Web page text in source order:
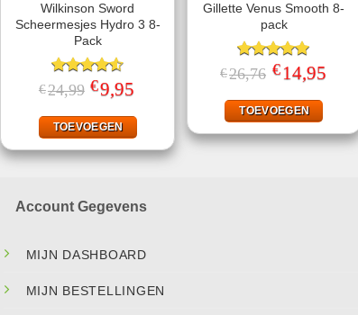
Wilkinson Sword
Scheermesjes Hydro 3 8-
Pack
Gewaardeerd
4.50uit 5
€24,99 Oorspronkelijke
prijs
€24,99.
€9,95
€9,95.
TOEVOEGEN
Gillette Venus Smooth 8-
pack
Gewaardeerd
5.00uit 5
€26,76 Oorspronkelijke
prijs
€26,76.
€ 14,95prijs
TOEVOEGEN
Account Gegevens
MIJN DASHBOARD
MIJN BESTELLINGEN